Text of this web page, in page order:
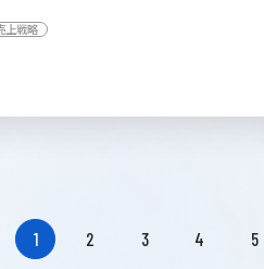
上戦略
1 2 3 4 5